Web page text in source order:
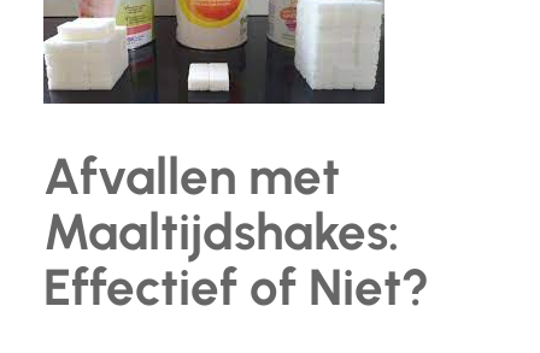
Afvallen met
Maaltijdshakes:
Effectief of Niet?